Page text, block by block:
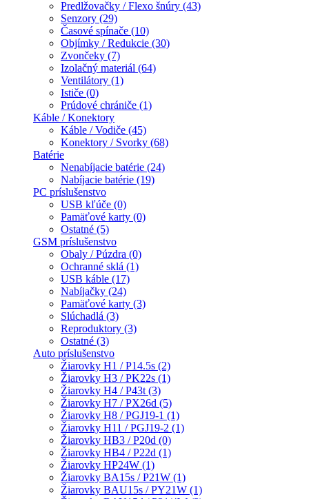
Predlžovačky / Flexo šnúry (43)
Senzory (29)
Časové spínače (10)
Objímky / Redukcie (30)
Zvončeky (7)
Izolačný materiál (64)
Ventilátory (1)
Ističe (0)
Prúdové chrániče (1)
Káble / Konektory
Káble / Vodiče (45)
Konektory / Svorky (68)
Batérie
Nenabíjacie batérie (24)
Nabíjacie batérie (19)
PC príslušenstvo
USB kľúče (0)
Pamäťové karty (0)
Ostatné (5)
GSM príslušenstvo
Obaly / Púzdra (0)
Ochranné sklá (1)
USB káble (17)
Nabíjačky (24)
Pamäťové karty (3)
Slúchadlá (3)
Reproduktory (3)
Ostatné (3)
Auto príslušenstvo
Žiarovky H1 / P14.5s (2)
Žiarovky H3 / PK22s (1)
Žiarovky H4 / P43t (3)
Žiarovky H7 / PX26d (5)
Žiarovky H8 / PGJ19-1 (1)
Žiarovky H11 / PGJ19-2 (1)
Žiarovky HB3 / P20d (0)
Žiarovky HB4 / P22d (1)
Žiarovky HP24W (1)
Žiarovky BA15s / P21W (1)
Žiarovky BAU15s / PY21W (1)